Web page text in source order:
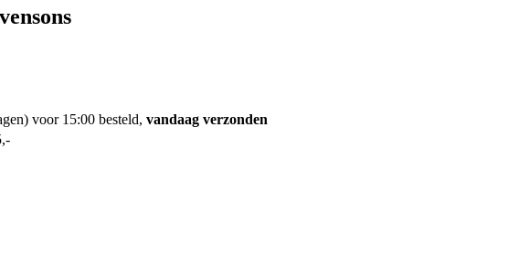
voor 15:00 besteld, vandaag verzonden